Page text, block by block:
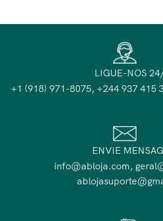
LIGUE-NOS
+1 (918) 971-8075, +244 937 415
ENVIE
info@abloja.com,